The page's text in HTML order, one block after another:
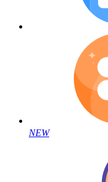
NEW